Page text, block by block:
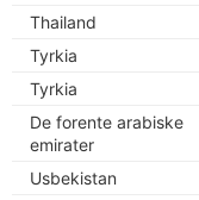
Thailand
Tyrkia
Tyrkia
De forente arabiske
emirater
Usbekistan